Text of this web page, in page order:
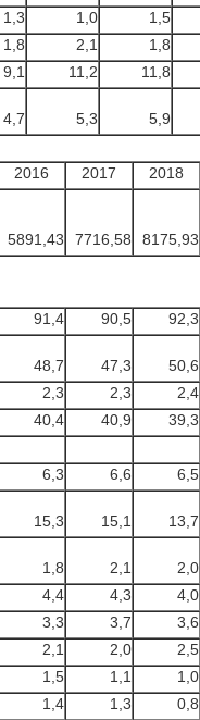
1,3 1,0 1,5
1,8 2,1 1,8
9,1 11,2 11,8
4,7 5,3 5,9
2016 2017 2018
5891,43 7716,58 8175,93
91,4 90,5 92,3
48,7 47,3 50,6
2,3 2,3 2,4
40,4 40,9 39,3
6,3 6,6 6,5
15,3 15,1 13,7
1,8 2,1 2,0
4,4 4,3 4,0
3,3 3,7 3,6
2,1 2,0 2,5
1,5 1,1 1,0
1,4 1,3 0,8